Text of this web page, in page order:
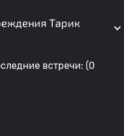
Тарик
встречи: (0